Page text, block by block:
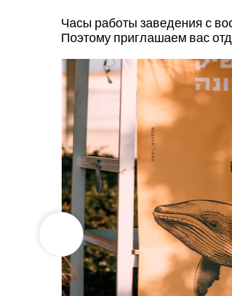
Часы работы заведения с
Поэтому приглашаем вас